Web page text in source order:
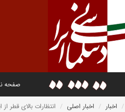
صفحه
اخبار اخبار اصلی انتظارات بالای قطر